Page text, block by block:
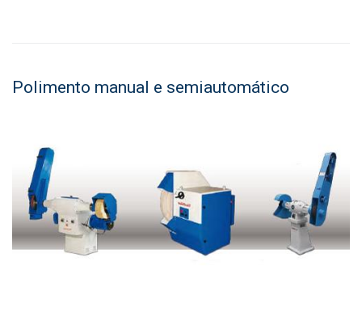
Polimento manual e semiautomático